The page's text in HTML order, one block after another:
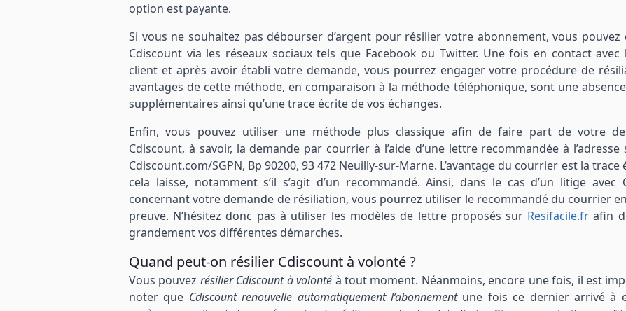
option est payante.
Si vous ne souhaitez pas débourser d’argent pour résilier votre abonnement, vous pouvez
Cdiscount via les réseaux sociaux tels que Facebook ou Twitter. Une fois en contact avec
client et après avoir établi votre demande, vous pourrez engager votre procédure de
avantages de cette méthode, en comparaison à la méthode téléphonique, sont une
supplémentaires ainsi qu’une trace écrite de vos échanges.
Enfin, vous pouvez utiliser une méthode plus classique afin de faire part de votre
Cdiscount, à savoir, la demande par courrier à l’aide d’une lettre recommandée à l’adresse
Cdiscount.com/SGPN, Bp 90200, 93 472 Neuilly-sur-Marne. L’avantage du courrier est la trace
cela laisse, notamment s’il s’agit d’un recommandé. Ainsi, dans le cas d’un litige avec
concernant votre demande de résiliation, vous pourrez utiliser le recommandé du courrier
preuve. N’hésitez donc pas à utiliser les modèles de lettre proposés sur Resifacile.fr afin
grandement vos différentes démarches.
Quand peut-on résilier Cdiscount à volonté ?
Vous pouvez résilier Cdiscount à volonté à tout moment. Néanmoins, encore une fois, il est
noter que Cdiscount renouvelle automatiquement l’abonnementune fois ce dernier arrivé à